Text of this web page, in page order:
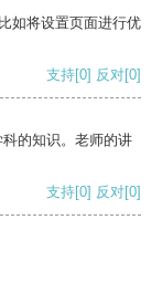
如将设置页面进行优
支持[0] 反对[0]
的知识。老师的讲
支持[0] 反对[0]